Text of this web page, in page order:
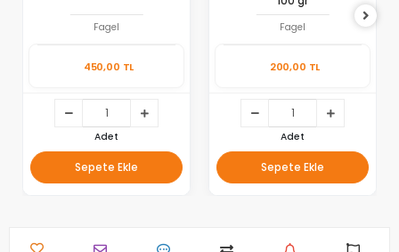
Fagel
450,00 TL
Adet
Sepete Ekle
Fagel
200,00 TL
Adet
Sepete Ekle